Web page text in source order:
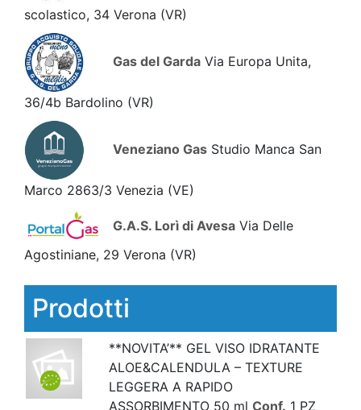
scolastico, 34 Verona (VR)
Gas del Garda Via Europa Unita,
36/4b Bardolino (VR)
Veneziano Gas Studio Manca San
Marco 2863/3 Venezia (VE)
G.A.S. Lorì di Avesa Via Delle
Agostiniane, 29 Verona (VR)
Prodotti
**NOVITA’** GEL VISO IDRATANTE
ALOE&CALENDULA – TEXTURE
LEGGERA A RAPIDO
ASSORBIMENTO 50 ml Conf. 1 PZ